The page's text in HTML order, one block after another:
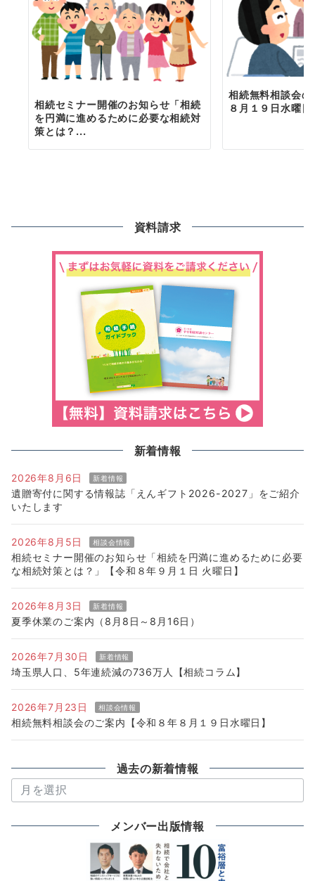
相続セミナー開催のお知らせ「相続
を円満に進めるために必要な相続対
策とは？...
相続無料相談会
８月１９日水曜日
資料請求
新着情報
2026年8月6日 新着情報
遺贈寄付に関する情報誌「えんギフト2026-2027」をご紹介
いたします
2026年8月5日 相談会情報
相続セミナー開催のお知らせ「相続を円満に進めるために必要
な相続対策とは？」【令和８年９月１日 火曜日】
2026年8月3日 新着情報
夏季休業のご案内（8月8日～8月16日）
2026年7月30日 新着情報
埼玉県人口、5年連続減の736万人【相続コラム】
2026年7月23日 相談会情報
相続無料相談会のご案内【令和８年８月１９日水曜日】
過去の新着情報
去
メンバー出版情報